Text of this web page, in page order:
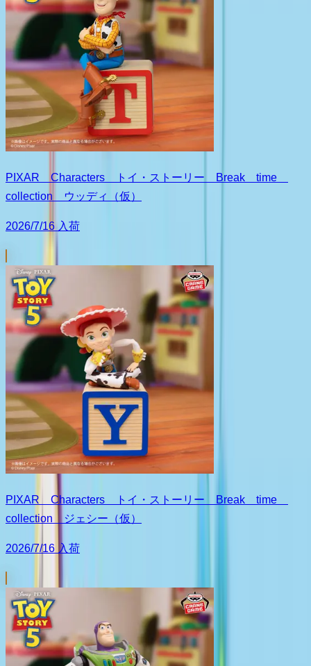
PIXAR Characters トイ・ストーリー Break time
collection ウッディ（仮）
2026/7/16 入荷
PIXAR Characters トイ・ストーリー Break time
collection ジェシー（仮）
2026/7/16 入荷